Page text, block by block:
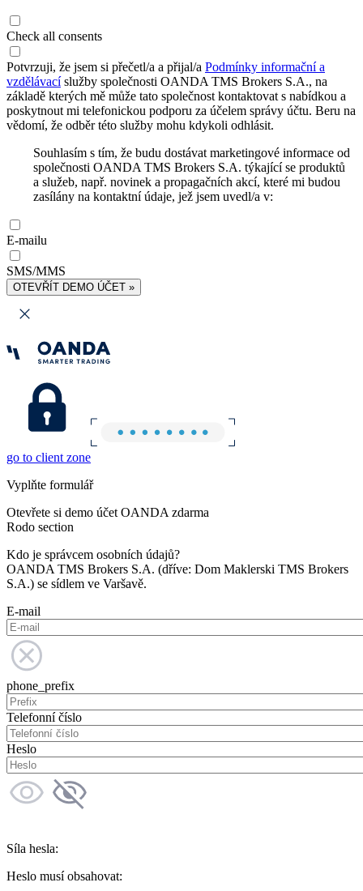
Check all consents
Potvrzuji, že jsem si přečetl/a a přijal/a Podmínky informační a
vzdělávacíslužby společnosti OANDA TMS Brokers S.A., na
základě kterých mě může tato společnost kontaktovat s nabídkou a
poskytnout mi telefonickou podporu za účelem správy účtu. Beru na
vědomí, že odběr této služby mohu kdykoli odhlásit.
Souhlasím s tím, že budu dostávat marketingové informace od
společnosti OANDA TMS Brokers S.A. týkající se produktů
a služeb, např. novinek a propagačních akcí, které mi budou
zasílány na kontaktní údaje, jež jsem uvedl/a v:
E-mailu
SMS/MMS
OTEVŘÍT DEMO ÚČET »
go to client zone
Vyplňte formulář
Otevřete si demo účet OANDA zdarma
Rodo section
Kdo je správcem osobních údajů?
OANDA TMS Brokers S.A. (dříve: Dom Maklerski TMS Brokers
S.A.) se sídlem ve Varšavě.
E-mail
phone_prefix
Telefonní číslo
Heslo
Síla hesla:
Heslo musí obsahovat: